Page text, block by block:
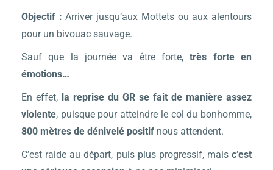
Objectif : Arriver jusqu’aux Mottets ou aux alentours
pour un bivouac sauvage.
Sauf que la journée va être forte,très forte en
émotions…
En effet, la reprise du GR se fait de manière assez
violente, puisque pour atteindre le col du bonhomme,
800 mètres de dénivelé positif nous attendent.
C’est raide au départ, puis plus progressif, maisc’est